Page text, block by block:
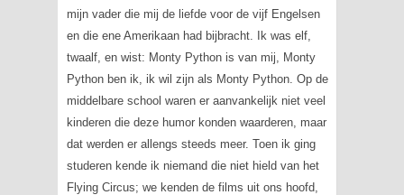
mijn vader die mij de liefde voor de vijf Engelsen
en die ene Amerikaan had bijbracht. Ik was elf,
twaalf, en wist: Monty Python is van mij, Monty
Python ben ik, ik wil zijn als Monty Python. Op de
middelbare school waren er aanvankelijk niet veel
kinderen die deze humor konden waarderen, maar
dat werden er allengs steeds meer. Toen ik ging
studeren kende ik niemand die niet hield van het
Flying Circus; we kenden de films uit ons hoofd,